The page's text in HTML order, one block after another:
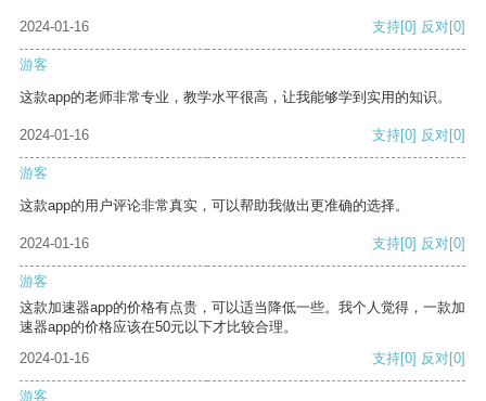
2024-01-16 支持[0] 反对[0]
游客
这款app的老师非常专业，教学水平很高，让我能够学到实用的知识。
2024-01-16 支持[0] 反对[0]
游客
这款app的用户评论非常真实，可以帮助我做出更准确的选择。
2024-01-16 支持[0] 反对[0]
游客
这款加速器app的价格有点贵，可以适当降低一些。我个人觉得，一款加
速器app的价格应该在50元以下才比较合理。
2024-01-16
支持[0] 反对[0]
游客